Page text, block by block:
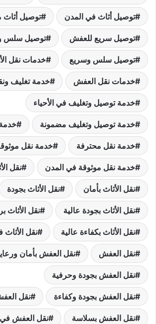
توصيل أثاث في المدن توصيل
توصيل سريع للعفش توصيل سلس
توصيل سلس وسريع خدمات نقل
خدمات نقل العفش خدمة تغليف
خدمة توصيل وتغليف في الأحياء
خدمة توصيل وتغليف مضمونة
خدمة نقل محترفة خدمة نقل
خدمة نقل موثوقة في المدن نقل
نقل الأثاث بأمان نقل الأثاث بجودة
نقل الأثاث بجودة عالية نقل الأثاث
نقل الأثاث بكفاءة عالية نقل
نقل العفش نقل العفش بأمان
نقل العفش بجودة وحرفية
نقل العفش بجودة وكفاءة نقل
نقل العفش بسلاسة نقل العفش في